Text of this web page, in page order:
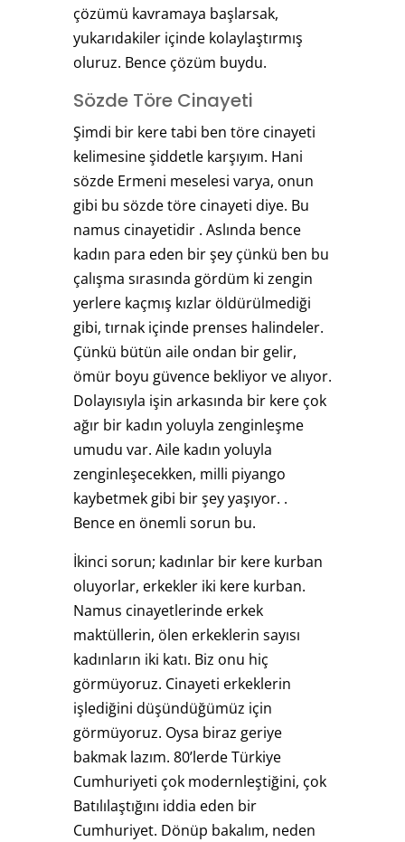
çözümü kavramaya başlarsak,
yukarıdakiler içinde kolaylaştırmış
oluruz. Bence çözüm buydu.
Sözde Töre Cinayeti
Şimdi bir kere tabi ben töre cinayeti
kelimesine şiddetle karşıyım. Hani
sözde Ermeni meselesi varya, onun
gibi bu sözde töre cinayeti diye. Bu
namus cinayetidir . Aslında bence
kadın para eden bir şey çünkü ben bu
çalışma sırasında gördüm ki zengin
yerlere kaçmış kızlar öldürülmediği
gibi, tırnak içinde prenses halindeler.
Çünkü bütün aile ondan bir gelir,
ömür boyu güvence bekliyor ve alıyor.
Dolayısıyla işin arkasında bir kere çok
ağır bir kadın yoluyla zenginleşme
umudu var. Aile kadın yoluyla
zenginleşecekken, milli piyango
kaybetmek gibi bir şey yaşıyor. .
Bence en önemli sorun bu.
İkinci sorun; kadınlar bir kere kurban
oluyorlar, erkekler iki kere kurban.
Namus cinayetlerinde erkek
maktüllerin, ölen erkeklerin sayısı
kadınların iki katı. Biz onu hiç
görmüyoruz. Cinayeti erkeklerin
işlediğini düşündüğümüz için
görmüyoruz. Oysa biraz geriye
bakmak lazım. 80’lerde Türkiye
Cumhuriyeti çok modernleştiğini, çok
Batılılaştığını iddia eden bir
Cumhuriyet. Dönüp bakalım, neden